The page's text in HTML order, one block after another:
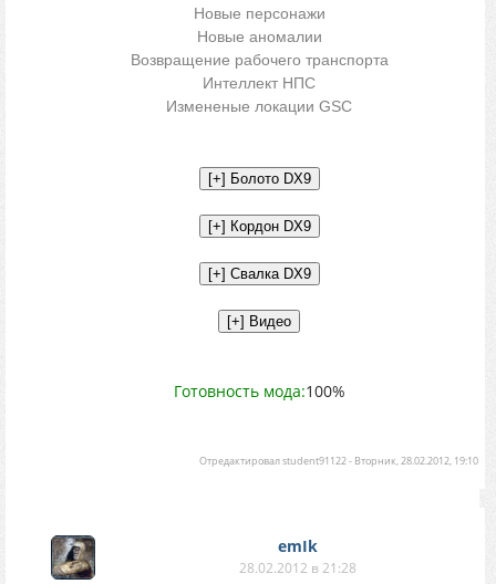
Новые персонажи
Новые аномалии
Возвращение рабочего транспорта
Интеллект НПС
Измененые локации GSC
Готовность мода:100%
Отредактировалstudent91122- Вторник, 28.02.2012, 19:10
emIk
28.02.2012 в 21:28